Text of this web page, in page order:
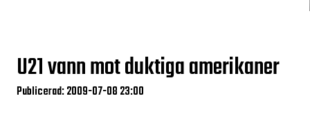
U21 vann mot duktiga amerikaner
Publicerad: 2009-07-08 23:00